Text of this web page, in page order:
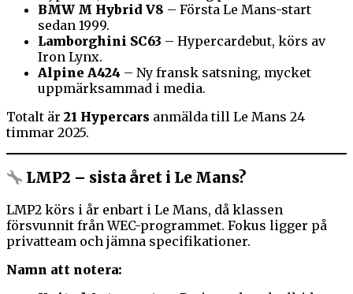
BMW M Hybrid V8 – Första Le Mans-start
sedan 1999.
Lamborghini SC63 – Hypercardebut, körs av
Iron Lynx.
Alpine A424 – Ny fransk satsning, mycket
uppmärksammad i media.
Totalt är 21 Hypercars anmälda till Le Mans 24
timmar 2025.
LMP2 – sista året i Le Mans?
LMP2 körs i år enbart i Le Mans, då klassen
försvunnit från WEC-programmet. Fokus ligger på
privatteam och jämna specifikationer.
Namn att notera: